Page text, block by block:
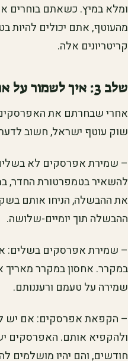
ומלא במיץ. כשאתם בוחרים
מהעוטף, אתם יכולים להיות
קריטריונים אלה.
שלב 3: איך לשמור על אפרסקים בצורה מיטבית?
אחרי שבחרתם את
שוק עוטף ישראל, חשוב
– שמירת אפרסקים לא
להשאיר בטמפרטורת החדר,
את ההבשלה, הניחו אותם
ההבשלה תוך יומיים-שלושה.
– שמירת אפרסקים בשלים:
שמירה על טעמם ורעננותם.
– הקפאת אפרסקים: אם יש
חודשים, והם יהיו מושלמים